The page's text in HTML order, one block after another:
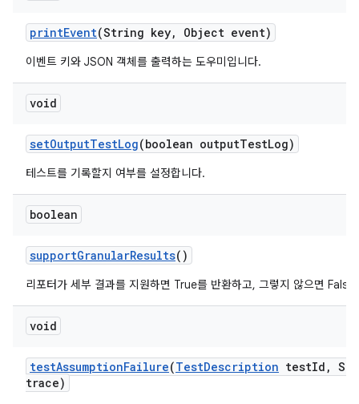
printEvent(String key, Object event)
이벤트 키와 JSON 객체를 출력하는 도우미입니다.
void
setOutputTestLog(boolean outputTestLog)
테스트를 기록할지 여부를 설정합니다.
boolean
supportGranularResults()
리포터가 세부 결과를 지원하면 True를 반환하고, 그렇지 않으면 False
void
testAssumptionFailure(TestDescription testId ,
trace)